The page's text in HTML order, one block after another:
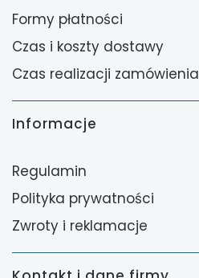
Formy płatności
Czas i koszty dostawy
Czas realizacji zamówienia
Informacje
Regulamin
Polityka prywatności
Zwroty i reklamacje